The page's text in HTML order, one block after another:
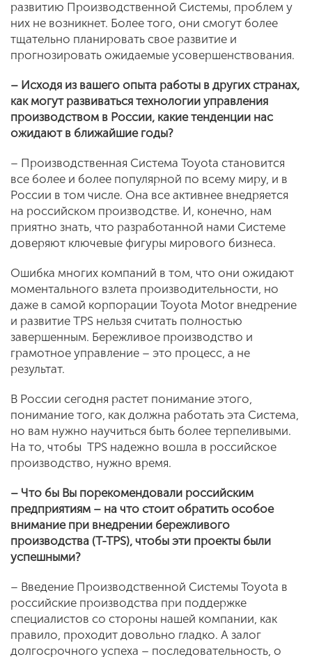
развитию Производственной Системы, проблем у
них не возникнет. Более того, они смогут более
тщательно планировать свое развитие и
прогнозировать ожидаемые усовершенствования.
– Исходя из вашего опыта работы в других странах,
как могут развиваться технологии управления
производством в России, какие тенденции нас
ожидают в ближайшие годы?
– Производственная Система Toyota становится
все более и более популярной по всему миру, и в
России в том числе. Она все активнее внедряется
на российском производстве. И, конечно, нам
приятно знать, что разработанной нами Системе
доверяют ключевые фигуры мирового бизнеса.
Ошибка многих компаний в том, что они ожидают
моментального взлета производительности, но
даже в самой корпорации Toyota Motor внедрение
и развитие TPS нельзя считать полностью
завершенным. Бережливое производство и
грамотное управление – это процесс, а не
результат.
В России сегодня растет понимание этого,
понимание того, как должна работать эта Система,
но вам нужно научиться быть более терпеливыми.
На то, чтобы TPS надежно вошла в российское
производство, нужно время.
– Что бы Вы порекомендовали российским
предприятиям – на что стоит обратить особое
внимание при внедрении бережливого
производства (T-TPS), чтобы эти проекты были
успешными?
– Введение Производственной Системы Toyota в
российские производства при поддержке
специалистов со стороны нашей компании, как
правило, проходит довольно гладко. А залог
долгосрочного успеха – последовательность, о